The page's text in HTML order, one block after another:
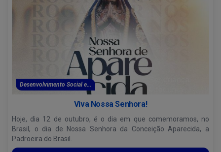
Desenvolvimento Social e...
Viva Nossa Senhora!
Hoje, dia 12 de outubro, é o dia em que comemoramos, no
Brasil, o dia de Nossa Senhora da Conceição Aparecida, a
Padroeira do Brasil.